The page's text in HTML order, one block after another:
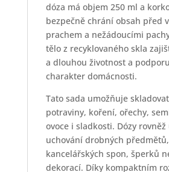
dóza má objem 250 ml a
bezpečně chrání obsah před
prachem a nežádoucími
tělo z recyklovaného skla
a dlouhou životnost a
charakter domácnosti.
Tato sada umožňuje
potraviny, koření, ořechy,
ovoce i sladkosti. Dózy
uchování drobných
kancelářských spon, šperků
dekorací. Díky kompaktním